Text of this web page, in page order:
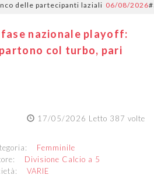
partecipanti laziali 06/08/2026
fase nazionale playoff:
col turbo, pari
17/05/2026 Letto 387 volte
Femminile
Divisione Calcio a 5
VARIE